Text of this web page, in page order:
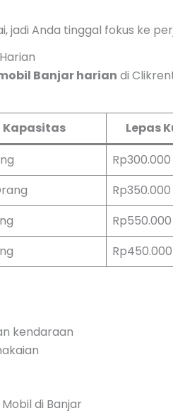
jadi Anda tinggal fokus ke
Banjar harian di
Kapasitas Lepas
Rp300.000
Rp350.000
Rp550.000
Rp450.000
kendaraan
di Banjar